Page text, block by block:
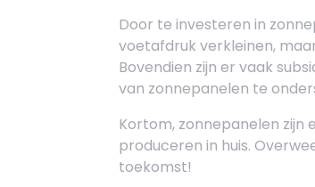
Door te investeren in
voetafdruk verkleinen,
Bovendien zijn er vaak
van zonnepanelen te
Kortom, zonnepanelen
produceren in huis.
toekomst!